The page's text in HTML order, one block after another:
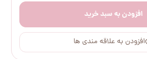
افزودن به سبد خرید
افزودن به علاقه مندی ها